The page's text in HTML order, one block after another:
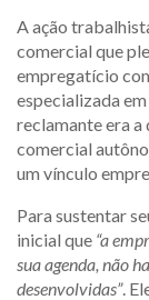
A ação
comercial que
empregatício
especializada
reclamante era a
comercial
um vínculo
Para sustentar
inicial que “a
sua agenda, não
desenvolvidas”.